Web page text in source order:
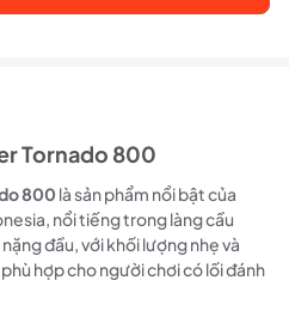
Tornado 800
800 là sản phẩm nổi bật của
nổi tiếng trong làng cầu
đầu, với khối lượng nhẹ và
hợp cho người chơi có lối đánh